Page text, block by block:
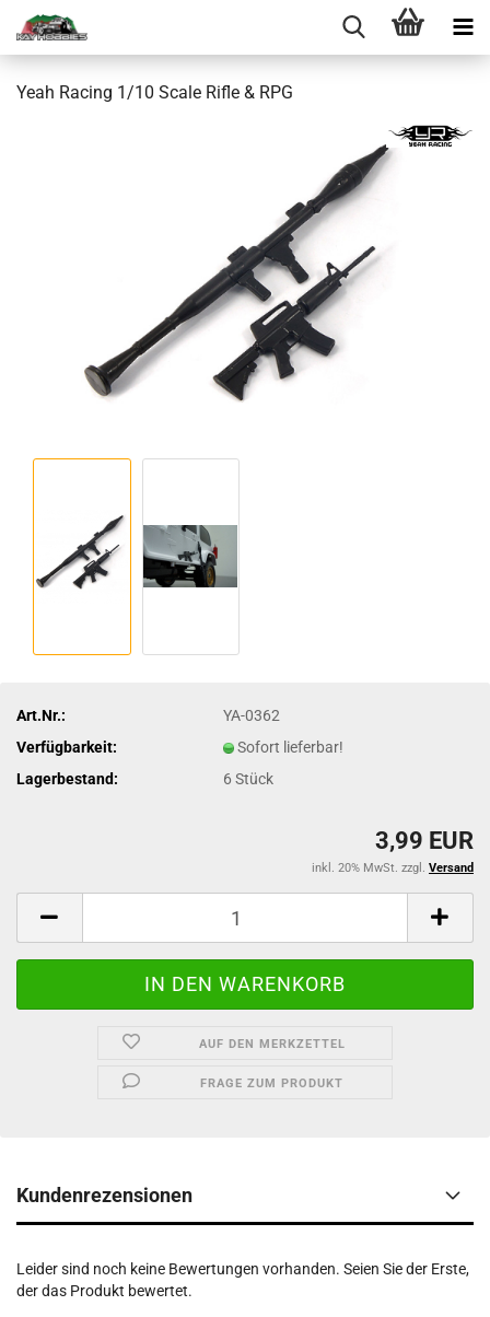
Yeah Racing 1/10 Scale Rifle & RPG
Art.Nr.:
YA-0362
Verfügbarkeit:
Sofort lieferbar!
Lagerbestand:
6Stück
3,99 EUR
inkl. 20% MwSt. zzgl. Versand
AUF DEN MERKZETTEL
FRAGE ZUM PRODUKT
Kundenrezensionen
Leider sind noch keine Bewertungen vorhanden. Seien Sie der Erste,
der das Produkt bewertet.